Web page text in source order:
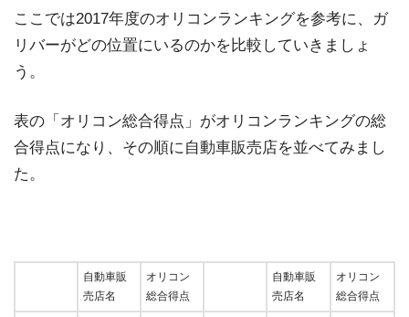
ここでは2017年度のオリコンランキングを参考に、ガ
リバーがどの位置にいるのかを比較していきましょ
う。
表の「オリコン総合得点」がオリコンランキングの総
合得点になり、その順に自動車販売店を並べてみまし
た。
自動車販
売店名
オリコン
総合得点
自動車販
売店名
オリコン
総合得点